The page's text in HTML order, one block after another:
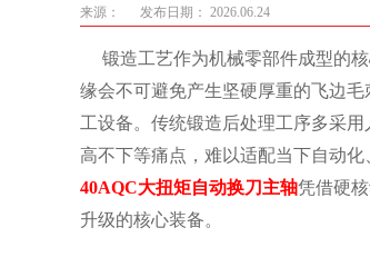
来源： 发布日期： 2026.06.24
锻造工艺作为机械零部件成型的核
缘会不可避免产生坚硬厚重的飞边
工设备。传统锻造后处理工序多采
高不下等痛点，难以适配当下自动化
40AQC大扭矩自动换刀主轴凭借硬
升级的核心装备。